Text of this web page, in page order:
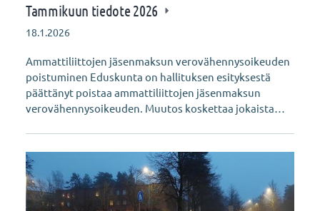
Tammikuun tiedote 2026
18.1.2026
Ammattiliittojen jäsenmaksun verovähennysoikeuden
poistuminen Eduskunta on hallituksen esityksestä
päättänyt poistaa ammattiliittojen jäsenmaksun
verovähennysoikeuden. Muutos koskettaa jokaista…